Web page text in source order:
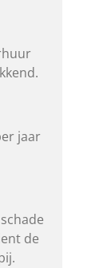
jaar
de